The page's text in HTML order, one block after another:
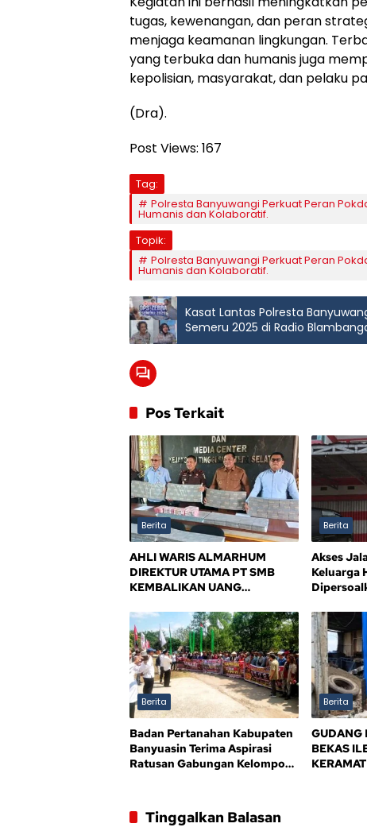
tugas, kewenangan, dan peran
menjaga keamanan lingkungan.
yang terbuka dan humanis juga
kepolisian, masyarakat, dan pelaku
(Dra).
Post Views: 167
Tag:
Polresta Banyuwangi Perkuat Peran
Humanis dan Kolaboratif.
Topik:
Polresta Banyuwangi Perkuat Peran
Humanis dan Kolaboratif.
Kasat Lantas Polresta
Semeru 2025 di Radio
Truk Tak Bertutup dan Edukasi
Pos Terkait
Berita
AHLI WARIS ALMARHUM
DIREKTUR UTAMA PT SMB
KEMBALIKAN UANG
MILIAR, SISA Rp116,7 MILIAR
DIJANJI LUNAS 12 BULAN
Berita
Akses
Keluarga
Berita
Badan Pertanahan Kabupaten
Banyuasin Terima Aspirasi
Ratusan Gabungan Kelompok
Berita
GUDANG
BEKAS
Tinggalkan Balasan